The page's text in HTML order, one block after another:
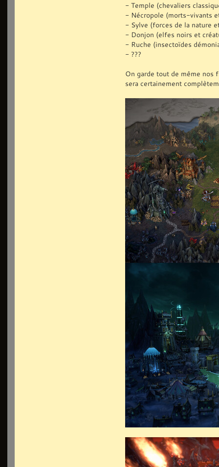
- Temple (chevaliers
- Nécropole (morts-vivants
- Sylve (forces de la nature
- Donjon (elfes noirs et
- Ruche (insectoïdes
- ???
On garde tout de même
sera certainement